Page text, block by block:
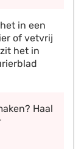
in een
of vetvrij
het in
Haal